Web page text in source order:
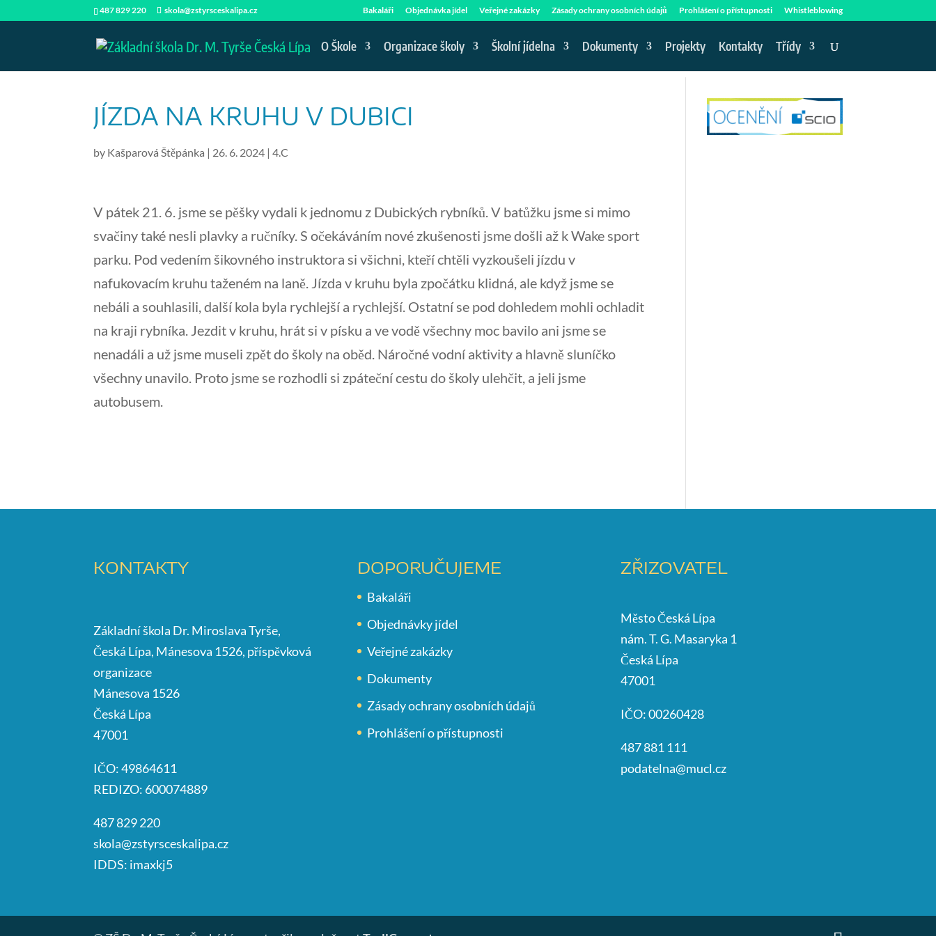
487 829 220 skola@zstyrsceskalipa.cz Bakaláři Objednávka jídel Veřejné zakázky Zásady ochrany osobních údajů Prohlášení o přístupnosti Whistleblowing
O Škole Organizace školy Školní jídelna Dokumenty Projekty Kontakty Třídy
JÍZDA NA KRUHU V DUBICI
by Kašparová Štěpánka | 26. 6. 2024 |4.C
V pátek 21. 6. jsme se pěšky vydali k jednomu z Dubických rybníků. V batůžku jsme si mimo
svačiny také nesli plavky a ručníky. S očekáváním nové zkušenosti jsme došli až k Wake sport
parku. Pod vedením šikovného instruktora si všichni, kteří chtěli vyzkoušeli jízdu v
nafukovacím kruhu taženém na laně. Jízda v kruhu byla zpočátku klidná, ale když jsme se
nebáli a souhlasili, další kola byla rychlejší a rychlejší. Ostatní se pod dohledem mohli ochladit
na kraji rybníka. Jezdit v kruhu, hrát si v písku a ve vodě všechny moc bavilo ani jsme se
nenadáli a už jsme museli zpět do školy na oběd. Náročné vodní aktivity a hlavně sluníčko
všechny unavilo. Proto jsme se rozhodli si zpáteční cestu do školy ulehčit, a jeli jsme
autobusem.
KONTAKTY
Základní škola Dr. Miroslava Tyrše,
Česká Lípa, Mánesova 1526, příspěvková
organizace
Mánesova 1526
Česká Lípa
47001
IČO: 49864611
REDIZO: 600074889
487 829 220
skola@zstyrsceskalipa.cz
IDDS: imaxkj5
DOPORUČUJEME
Bakaláři
Objednávky jídel
Veřejné zakázky
Dokumenty
Zásady ochrany osobních údajů
Prohlášení o přístupnosti
ZŘIZOVATEL
Město Česká Lípa
nám. T. G. Masaryka 1
Česká Lípa
47001
IČO: 00260428
487 881 111
podatelna@mucl.cz